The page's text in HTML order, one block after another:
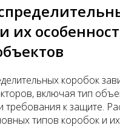
их
коробок
включая тип
требования к защите.
типов коробок и